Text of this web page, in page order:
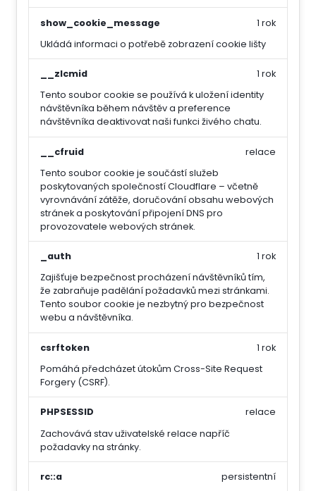
show_cookie_message
Ukládá informaci o potřebě zobrazení cookie lišty
1 rok
__zlcmid
Tento soubor cookie se používá k uložení identity
návštěvníka během návštěv a preference
návštěvníka deaktivovat naši funkci živého chatu.
1 rok
__cfruid
Tento soubor cookie je součástí služeb
poskytovaných společností Cloudflare – včetně
vyrovnávání zátěže, doručování obsahu webových
stránek a poskytování připojení DNS pro
provozovatele webových stránek.
relace
_auth
Zajišťuje bezpečnost procházení návštěvníků tím,
že zabraňuje padělání požadavků mezi stránkami.
Tento soubor cookie je nezbytný pro bezpečnost
webu a návštěvníka.
1 rok
csrftoken
Pomáhá předcházet útokům Cross-Site Request
Forgery (CSRF).
1 rok
PHPSESSID
Zachovává stav uživatelské relace napříč
požadavky na stránky.
relace
rc::a
persistentní